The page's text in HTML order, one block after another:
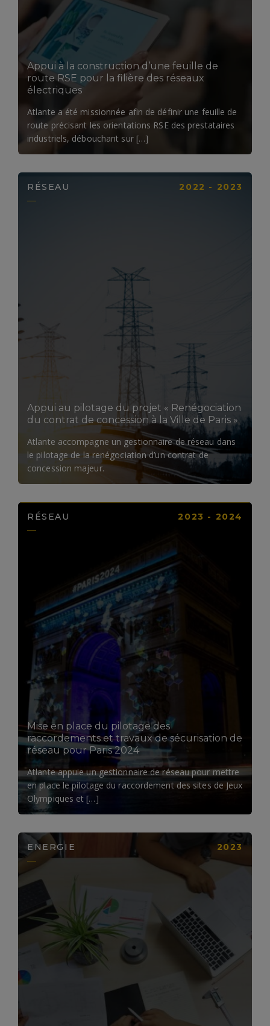
Appui à la construction d’une feuille de
route RSE pour la filière des réseaux
électriques​
Atlante a été missionnée afin de définir une feuille de
route précisant les orientations RSE des prestataires
industriels, débouchant sur […]
RÉSEAU 2022 - 2023
Appui au pilotage du projet « Renégociation
du contrat de concession à la Ville de Paris »​
Atlante accompagne un gestionnaire de réseau dans
le pilotage de la renégociation d’un contrat de
concession majeur.
LIRE LA SUITE
RÉSEAU 2023 - 2024
Mise en place du pilotage des
raccordements et travaux de sécurisation de
réseau pour Paris 2024​
Atlante appuie un gestionnaire de réseau pour mettre
en place le pilotage du raccordement des sites de Jeux
Olympiques et […]
LIRE LA SUITE
ENERGIE 2023
LIRE LA SUITE
LIRE LA SUITE